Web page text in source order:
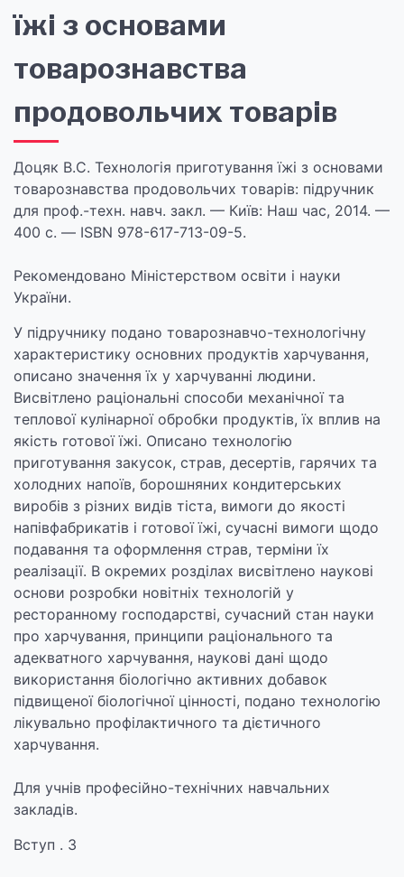
їжі з основами
товарознавства
продовольчих товарів
Доцяк В.С. Технологія приготування їжі з основами
товарознавства продовольчих товарів: підручник
для проф.-техн. навч. закл. — Київ: Наш час, 2014. —
400 с. — ISBN 978-617-713-09-5.
Рекомендовано Міністерством освіти і науки
України.
У підручнику подано товарознавчо-технологічну
характеристику основних продуктів харчування,
описано значення їх у харчуванні людини.
Висвітлено раціональні способи механічної та
теплової кулінарної обробки продуктів, їх вплив на
якість готової їжі. Описано технологію
приготування закусок, страв, десертів, гарячих та
холодних напоїв, борошняних кондитерських
виробів з різних видів тіста, вимоги до якості
напівфабрикатів і готової їжі, сучасні вимоги щодо
подавання та оформлення страв, терміни їх
реалізації. В окремих розділах висвітлено наукові
основи розробки новітніх технологій у
ресторанному господарстві, сучасний стан науки
про харчування, принципи раціонального та
адекватного харчування, наукові дані щодо
використання біологічно активних добавок
підвищеної біологічної цінності, подано технологію
лікувально профілактичного та дієтичного
харчування.
Для учнів професійно-технічних навчальних
закладів.
Вступ . 3